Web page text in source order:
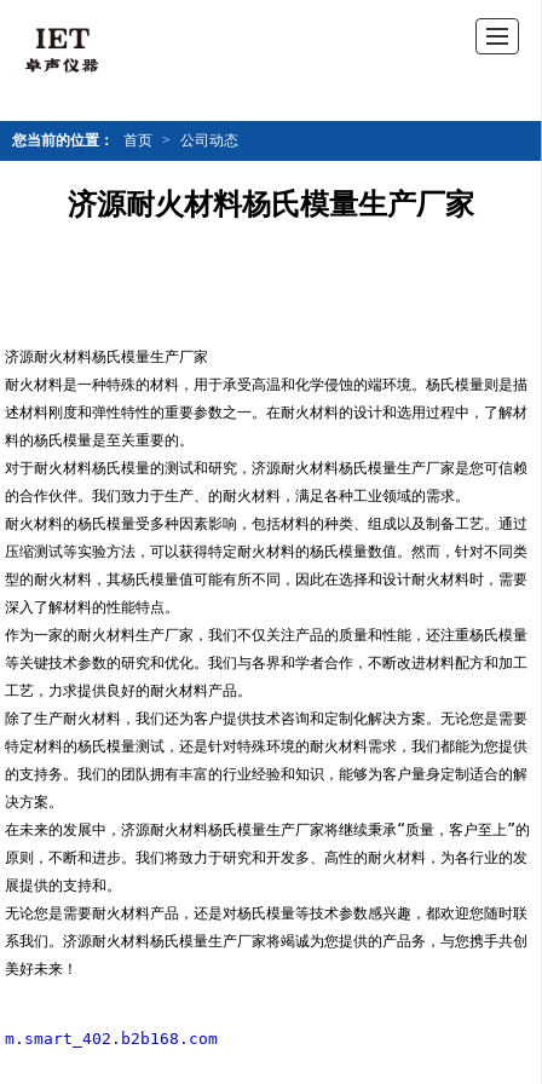
您当前的位置： 首页 > 公司动态
济源耐火材料杨氏模量生产厂家
济源耐火材料杨氏模量生产厂家
耐火材料是一种特殊的材料，用于承受高温和化学侵蚀的端环境。杨氏模量则是描
述材料刚度和弹性特性的重要参数之一。在耐火材料的设计和选用过程中，了解材
料的杨氏模量是至关重要的。
对于耐火材料杨氏模量的测试和研究，济源耐火材料杨氏模量生产厂家是您可信赖
的合作伙伴。我们致力于生产、的耐火材料，满足各种工业领域的需求。
耐火材料的杨氏模量受多种因素影响，包括材料的种类、组成以及制备工艺。通过
压缩测试等实验方法，可以获得特定耐火材料的杨氏模量数值。然而，针对不同类
型的耐火材料，其杨氏模量值可能有所不同，因此在选择和设计耐火材料时，需要
深入了解材料的性能特点。
作为一家的耐火材料生产厂家，我们不仅关注产品的质量和性能，还注重杨氏模量
等关键技术参数的研究和优化。我们与各界和学者合作，不断改进材料配方和加工
工艺，力求提供良好的耐火材料产品。
除了生产耐火材料，我们还为客户提供技术咨询和定制化解决方案。无论您是需要
特定材料的杨氏模量测试，还是针对特殊环境的耐火材料需求，我们都能为您提供
的支持务。我们的团队拥有丰富的行业经验和知识，能够为客户量身定制适合的解
决方案。
在未来的发展中，济源耐火材料杨氏模量生产厂家将继续秉承“质量，客户至上”的
原则，不断和进步。我们将致力于研究和开发多、高性的耐火材料，为各行业的发
展提供的支持和。
无论您是需要耐火材料产品，还是对杨氏模量等技术参数感兴趣，都欢迎您随时联
系我们。济源耐火材料杨氏模量生产厂家将竭诚为您提供的产品务，与您携手共创
美好未来！
m.smart_402.b2b168.com